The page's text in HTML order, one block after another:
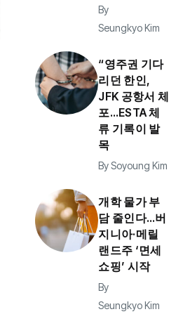
By
Seungkyo Kim
“영주권 기다
리던 한인,
JFK 공항서 체
포…ESTA 체
류 기록이 발
목
BySoyoung Kim
개학 물가 부
담 줄인다…버
지니아·메릴
랜드주 ‘면세
쇼핑’ 시작
By
Seungkyo Kim